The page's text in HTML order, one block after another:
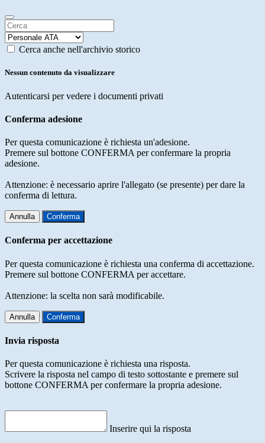
Cerca anche nell'archivio storico
Nessun contenuto da visualizzare
Autenticarsi per vedere i documenti privati
Conferma adesione
Per questa comunicazione è richiesta un'adesione.
Premere sul bottone CONFERMA per confermare la propria
adesione.
Attenzione: è necessario aprire l'allegato (se presente) per dare la
conferma di lettura.
Annulla Conferma
Conferma per accettazione
Per questa comunicazione è richiesta una conferma di accettazione.
Premere sul bottone CONFERMA per accettare.
Attenzione: la scelta non sarà modificabile.
Annulla Conferma
Invia risposta
Per questa comunicazione è richiesta una risposta.
Scrivere la risposta nel campo di testo sottostante e premere sul
bottone CONFERMA per confermare la propria adesione.
Inserire qui la risposta